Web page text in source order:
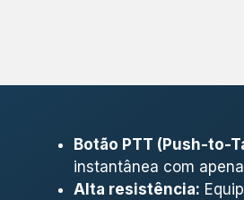
Botão PTT (Push-to-
instantânea com
Alta resistência: